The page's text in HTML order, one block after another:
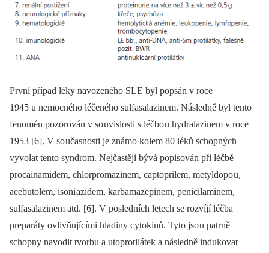
První případ léky navozeného SLE byl popsán v roce
1945 u nemocného léčeného sulfasalazinem. Následně byl tento
fenomén pozorován v so uvislosti s léčbo u hydralazinem v roce
1953 [6]. V so učasnosti je známo kolem 80 léků schopných
vyvolat tento syndrom. Nejčastěji bývá popisován při léčbě
procainamidem, chlorpromazinem, captoprilem, metyldopo u,
acebutolem, isoni azidem, karbamazepinem, penicilaminem,
sulfasalazinem atd. [6]. V posledních letech se rozvíjí léčba
preparáty ovlivňujícími hladiny cytokinů. Tyto jso u patrně
schopny navodit tvorbu a utoprotilátek a následně indukovat